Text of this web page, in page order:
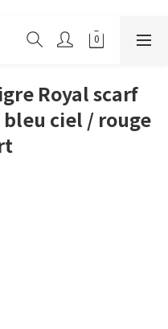
Royal scarf
bleu ciel / rouge